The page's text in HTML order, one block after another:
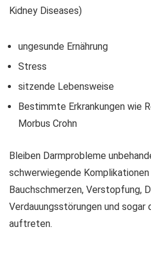
Kidney Diseases)
ungesunde Ernährung
Stress
sitzende Lebensweise
Bestimmte Erkrankungen wie
Morbus Crohn
Bleiben Darmprobleme
schwerwiegende
Bauchschmerzen, Verstopfung,
Verdauungsstörungen und sogar
auftreten.